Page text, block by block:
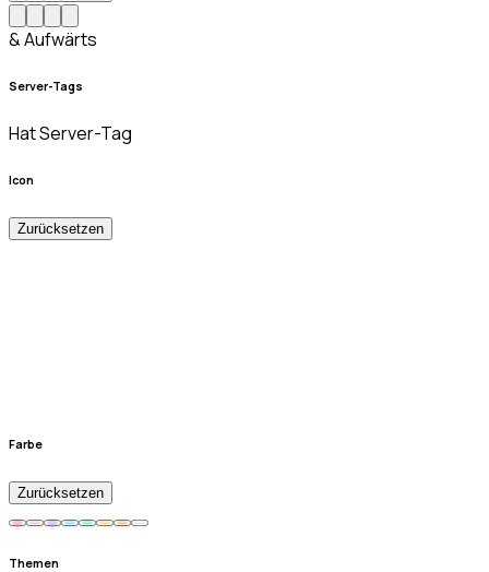
& Aufwärts
Server-Tags
Hat Server-Tag
Icon
Zurücksetzen
Farbe
Zurücksetzen
Themen